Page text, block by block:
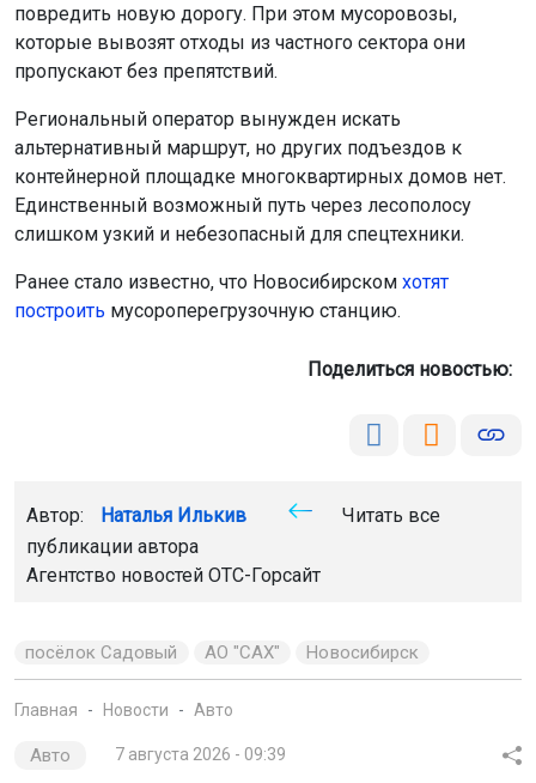
повредить новую дорогу. При этом мусоровозы,
которые вывозят отходы из частного сектора они
пропускают без препятствий.
Региональный оператор вынужден искать
альтернативный маршрут, но других подъездов к
контейнерной площадке многоквартирных домов нет.
Единственный возможный путь через лесополосу
слишком узкий и небезопасный для спецтехники.
Ранее стало известно, что Новосибирском хотят
построить мусороперегрузочную станцию.
Поделиться новостью:
Автор: Наталья Илькив
Читать все
публикации автора
Агентство новостей ОТС-Горсайт
посёлок Садовый АО "САХ" Новосибирск
Главная Новости Авто
Авто 7 августа 2026 - 09:39